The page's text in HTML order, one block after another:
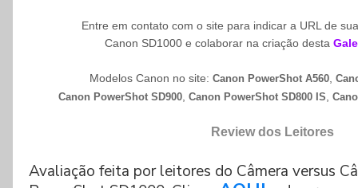
Entre em contato com o site para indicar a URL de
Canon SD1000 e colaborar na criação desta
Modelos Canon no site: Canon PowerShot A560
Canon PowerShot SD900, Canon PowerShot SD800 IS
Review dos Leitores